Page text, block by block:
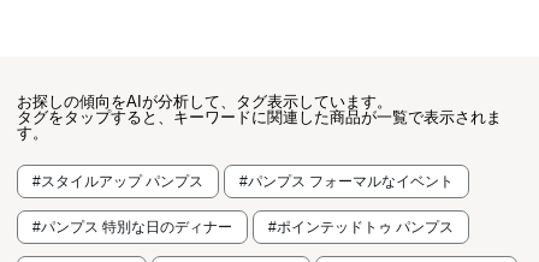
お探しの傾向をAIが分析して、タグ表示しています。
タグをタップすると、キーワードに関連した商品が一覧で表示されま
す。
#スタイルアップ パンプス #パンプス フォーマルなイベント
#パンプス 特別な日のディナー #ポインテッドトゥ パンプス